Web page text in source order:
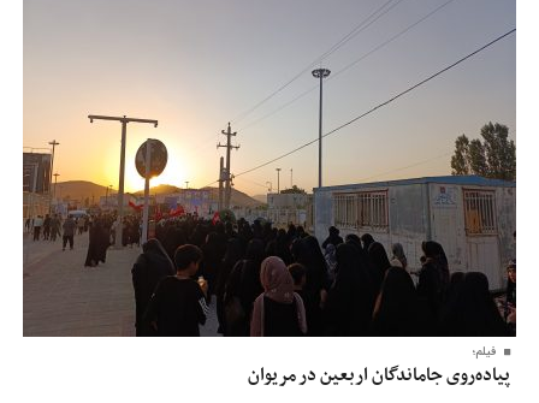
فیلم؛
پیاده‌روی جاماندگان اربعین در مریوان